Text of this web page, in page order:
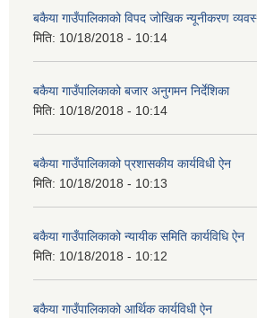
बकैया गाउँपालिकाको विपद जोखिक न्यूनीकरण
मिति: 10/18/2018 - 10:14
बकैया गाउँपालिकाको बजार अनुगमन निर्देशिका
मिति: 10/18/2018 - 10:14
बकैया गाउँपालिकाको प्रशासकीय कार्यविधी ऐन
मिति: 10/18/2018 - 10:13
बकैया गाउँपालिकाको न्यायीक समिति कार्यविधि ऐन
मिति: 10/18/2018 - 10:12
बकैया गाउँपालिकाको आर्थिक कार्यविधी ऐन